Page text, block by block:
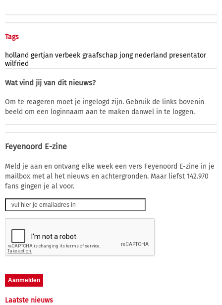
Tags
holland gertjan verbeek graafschap jong nederland presentator
wilfried
Wat vind jij van dit nieuws?
Om te reageren moet je ingelogd zijn. Gebruik de links bovenin
beeld om een loginnaam aan te maken danwel in te loggen.
Feyenoord E-zine
Meld je aan en ontvang elke week een vers Feyenoord E-zine in je
mailbox met al het nieuws en achtergronden. Maar liefst 142.970
fans gingen je al voor.
Laatste nieuws